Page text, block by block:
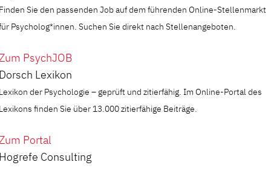
Sie den passenden Job auf dem führenden Online-Stellenmarkt
Psycholog*innen. Suchen Sie direkt nach Stellenangeboten.
PsychJOB
Lexikon
der Psychologie – geprüft und zitierfähig. Im Online-Portal des
finden Sie über 13.000 zitierfähige Beiträge.
Portal
Consulting